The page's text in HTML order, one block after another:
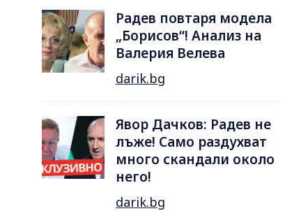
Радев повтаря модела
„Борисов“! Анализ на
Валерия Велева
darik.bg
Явор Дачков: Радев не
лъже! Само раздухват
много скандали около
него!
darik.bg